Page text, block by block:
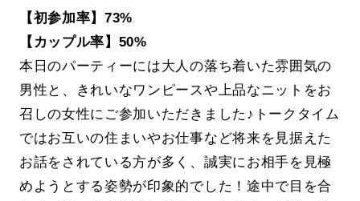
【初参加率】73%
【カップル率】50%
本日のパーティーには大人の落ち着いた雰囲気の
男性と、きれいなワンピースや上品なニットをお
召しの女性にご参加いただきました♪トークタイム
ではお互いの住まいやお仕事など将来を見据えた
お話をされている方が多く、誠実にお相手を見極
めようとする姿勢が印象的でした！途中で目を合